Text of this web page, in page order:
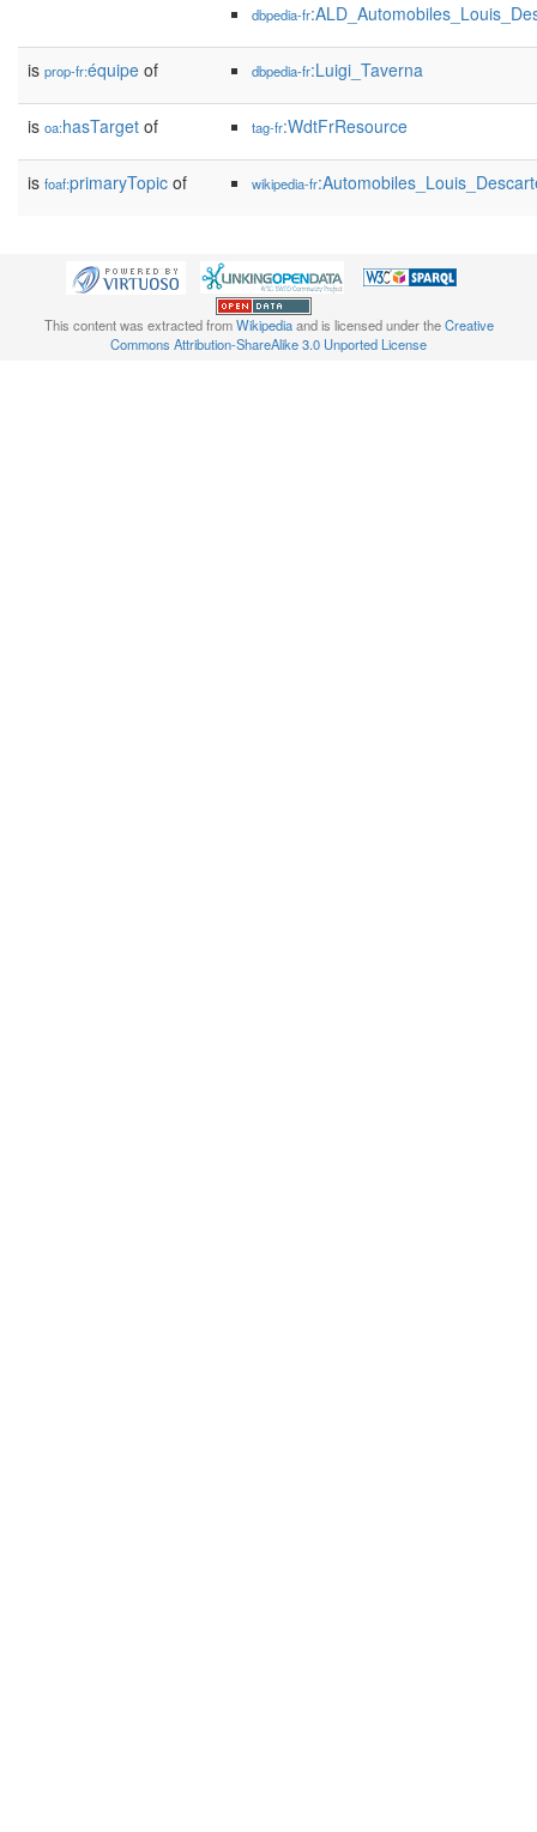
dbpedia-fr
is prop-fr:équipe of dbpedia-fr:Luigi_Taverna
is oa:hasTarget of tag-fr:WdtFrResource
is foaf:primaryTopic of wikipedia-fr
This content was extracted fromWikipediaand is licensed under theCreative
Commons Attribution-ShareAlike 3.0 Unported License